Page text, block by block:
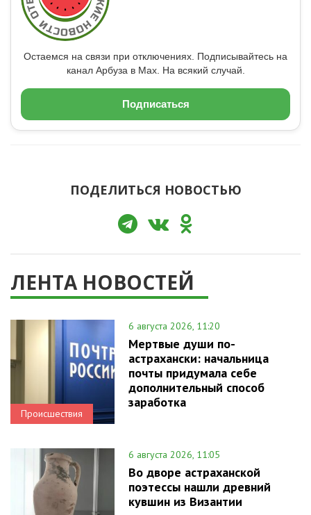
Остаемся на связи при отключениях. Подписывайтесь на
канал Арбуза в Max. На всякий случай.
Подписаться
ПОДЕЛИТЬСЯ НОВОСТЬЮ
ЛЕНТА НОВОСТЕЙ
Происшествия
6 августа 2026, 11:20
Мертвые души по-
астрахански: начальница
почты придумала себе
дополнительный способ
заработка
6 августа 2026, 11:05
Во дворе астраханской
поэтессы нашли древний
кувшин из Византии